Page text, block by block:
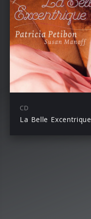
CD
La Belle Excentrique